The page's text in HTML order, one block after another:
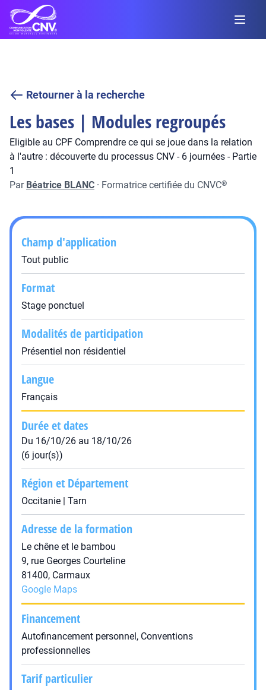
Retourner à la recherche
Les bases | Modules regroupés
Eligible au CPF Comprendre ce qui se joue dans la relation
à l'autre : découverte du processus CNV - 6 journées - Partie
1
Par Béatrice BLANC · Formatrice certifiée du CNVC®
Champ d'application
Tout public
Format
Stage ponctuel
Modalités de participation
Présentiel non résidentiel
Langue
Français
Durée et dates
Du 16/10/26 au 18/10/26
(6 jour(s))
Région et Département
Occitanie | Tarn
Adresse de la formation
Le chêne et le bambou
9, rue Georges Courteline
81400, Carmaux
Google Maps
Financement
Autofinancement personnel, Conventions
professionnelles
Tarif particulier